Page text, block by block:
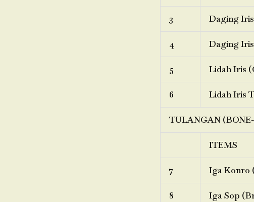
3 Daging
4 Daging
5 Lidah Iris
6 Lidah Iris
TULANGAN
ITEMS
7 Iga Konro
8 Iga Sop